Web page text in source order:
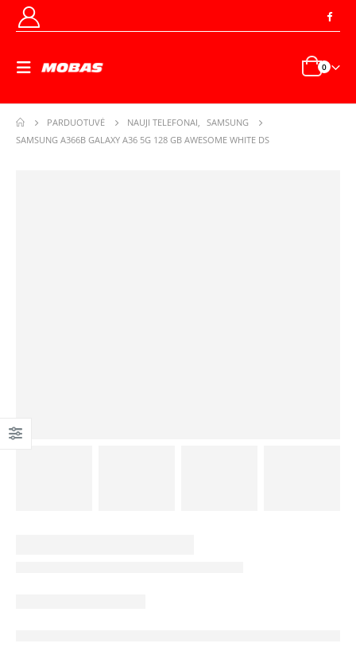
0
PARDUOTUVĖ NAUJI TELEFONAI,
SAMSUNG
SAMSUNG A366B GALAXY A36 5G 128 GB AWESOME WHITE DS